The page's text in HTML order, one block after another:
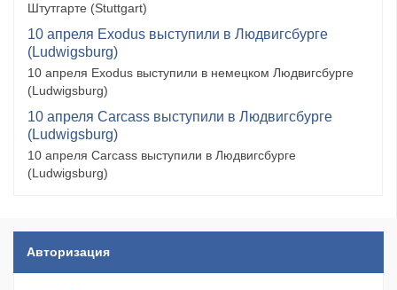
Штутгарте (Stuttgart)
10 апреля Exodus выступили в Людвигсбурге
(Ludwigsburg)
10 апреля Exodus выступили в немецком Людвигсбурге
(Ludwigsburg)
10 апреля Carcass выступили в Людвигсбурге
(Ludwigsburg)
10 апреля Carcass выступили в Людвигсбурге
(Ludwigsburg)
Авторизация